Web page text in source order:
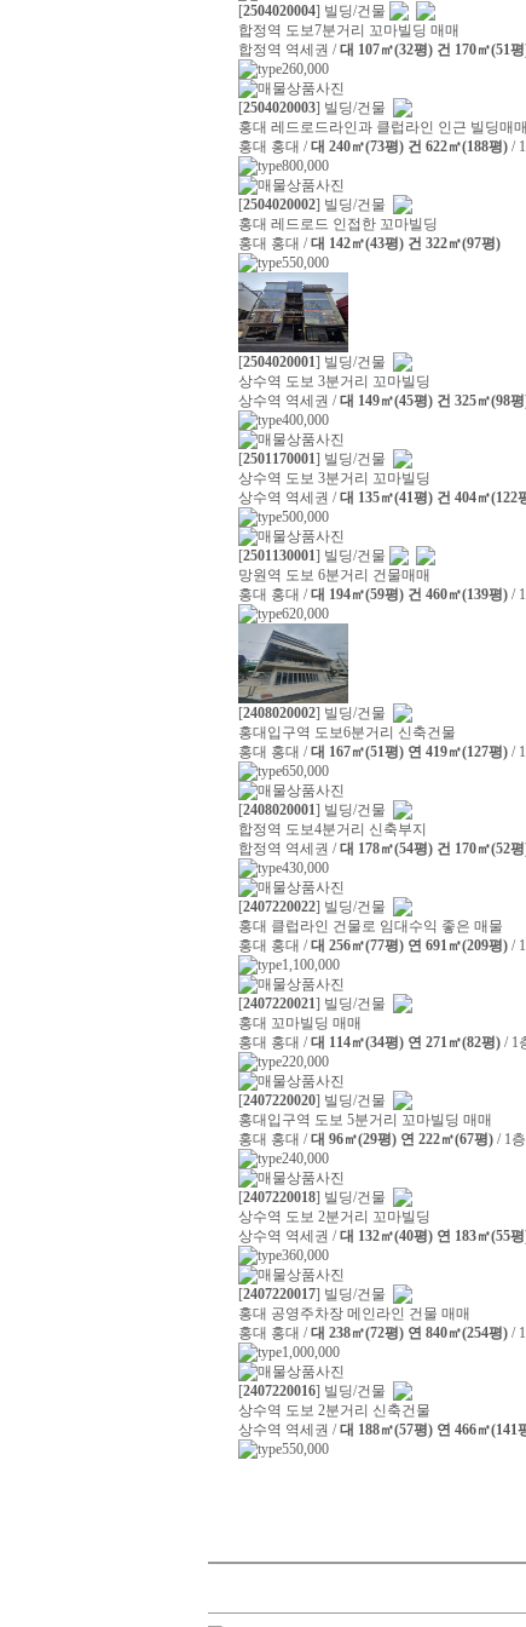
[2504020004] 빌딩/건물
합정역 도보7분거리 꼬마빌딩 매매
합정역 역세권 /대 107㎡(32평) 건 170㎡(51
260,000
[2504020003] 빌딩/건물
홍대 레드로드라인과 클럽라인 인근 빌딩매매
홍대 홍대 /대 240㎡(73평) 건 622㎡(188평) /
800,000
[2504020002] 빌딩/건물
홍대 레드로드 인접한 꼬마빌딩
홍대 홍대 /대 142㎡(43평) 건 322㎡(97평)
550,000
[2504020001] 빌딩/건물
상수역 도보 3분거리 꼬마빌딩
상수역 역세권 /대 149㎡(45평) 건 325㎡(98
400,000
[2501170001] 빌딩/건물
상수역 도보 3분거리 꼬마빌딩
상수역 역세권 /대 135㎡(41평) 건 404㎡(122
500,000
[2501130001] 빌딩/건물
망원역 도보 6분거리 건물매매
홍대 홍대 /대 194㎡(59평) 건 460㎡(139평) /
620,000
[2408020002] 빌딩/건물
홍대입구역 도보6분거리 신축건물
홍대 홍대 /대 167㎡(51평) 연 419㎡(127평) /
650,000
[2408020001] 빌딩/건물
합정역 도보4분거리 신축부지
합정역 역세권 /대 178㎡(54평) 건 170㎡(52
430,000
[2407220022] 빌딩/건물
홍대 클럽라인 건물로 임대수익 좋은 매물
홍대 홍대 /대 256㎡(77평) 연 691㎡(209평) /
1,100,000
[2407220021] 빌딩/건물
홍대 꼬마빌딩 매매
홍대 홍대 /대 114㎡(34평) 연 271㎡(82평) / 1
220,000
[2407220020] 빌딩/건물
홍대입구역 도보 5분거리 꼬마빌딩 매매
홍대 홍대 /대 96㎡(29평) 연 222㎡(67평) / 1
240,000
[2407220018] 빌딩/건물
상수역 도보 2분거리 꼬마빌딩
상수역 역세권 /대 132㎡(40평) 연 183㎡(55
360,000
[2407220017] 빌딩/건물
홍대 공영주차장 메인라인 건물 매매
홍대 홍대 /대 238㎡(72평) 연 840㎡(254평) /
1,000,000
[2407220016] 빌딩/건물
상수역 도보 2분거리 신축건물
상수역 역세권 /대 188㎡(57평) 연 466㎡(141
550,000